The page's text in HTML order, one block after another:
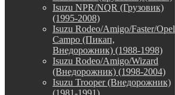
Isuzu NPR/NQR (Грузовик)
(1995-2008)
Isuzu Rodeo/Amigo/Faster/Opel
Campo (Пикап,
Внедорожник) (1988-1998)
Isuzu Rodeo/Amigo/Wizard
(Внедорожник) (1998-2004)
Isuzu Trooper (Внедорожник)
(1981-1991)